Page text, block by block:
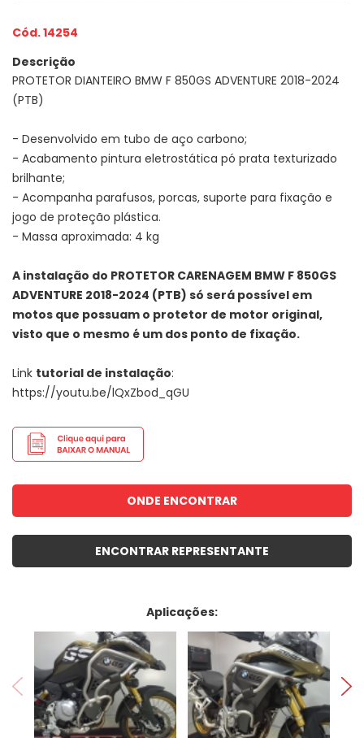
Cód. 14254
Descrição
PROTETOR DIANTEIRO BMW F 850GS ADVENTURE 2018-2024
(PTB)
- Desenvolvido em tubo de aço carbono;
- Acabamento pintura eletrostática pó prata texturizado
brilhante;
- Acompanha parafusos, porcas, suporte para fixação e
jogo de proteção plástica.
- Massa aproximada: 4 kg
A instalação do PROTETOR CARENAGEM BMW F 850GS
ADVENTURE 2018-2024 (PTB) só será possível em
motos que possuam o protetor de motor original,
visto que o mesmo é um dos ponto de fixação.
Link tutorial de instalação:
https://youtu.be/lQxZbod_qGU
ONDE ENCONTRAR
ENCONTRAR REPRESENTANTE
Aplicações: